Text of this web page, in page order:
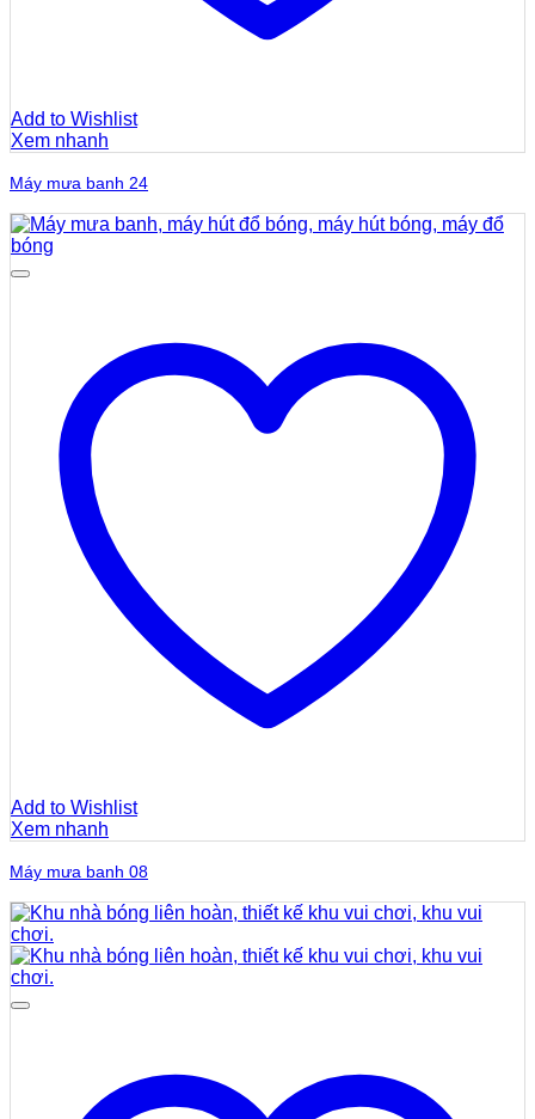
Add to Wishlist
Xem nhanh
Máy mưa banh 24
Add to Wishlist
Xem nhanh
Máy mưa banh 08